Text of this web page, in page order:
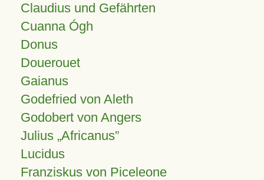
Claudius und Gefährten
Cuanna Ógh
Donus
Douerouet
Gaianus
Godefried von Aleth
Godobert von Angers
Julius Africanus
Lucidus
Franziskus von Piceleone